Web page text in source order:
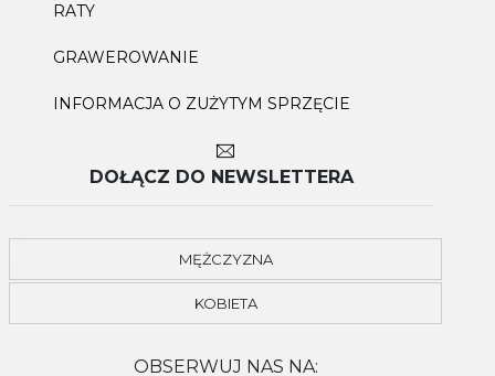
RATY
GRAWEROWANIE
INFORMACJA O ZUŻYTYM SPRZĘCIE
DOŁĄCZ DO NEWSLETTERA
MĘŻCZYZNA
KOBIETA
OBSERWUJ NAS NA: